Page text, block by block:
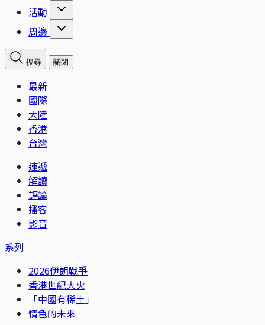
活動
周邊
搜尋 關閉
最新
國際
大陸
香港
台灣
速遞
解讀
評論
播客
影音
系列
2026伊朗戰爭
香港世紀大火
「中國有稀土」
情色的未來